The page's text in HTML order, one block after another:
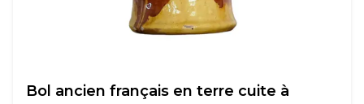
Bol ancien français en terre cuite à